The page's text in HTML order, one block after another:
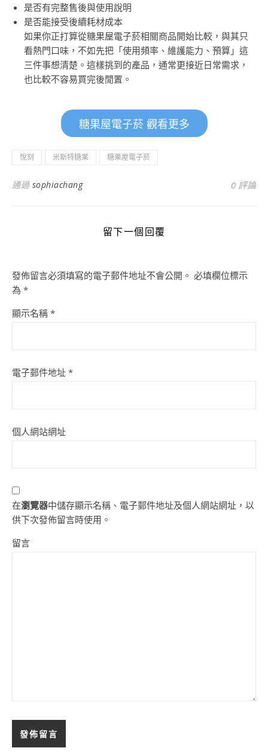
是否有完整售後與使用說明
是否能接受後續耗材成本
如果你正打算從糖果屋電子菸相關商品開始比較，與其只
看熱門口味，不如先把「使用頻率、維護能力、預算」這
三件事想清楚。這樣挑到的產品，通常更接近日常需求，
也比較不容易買完後閒置。
糖果屋電子菸 觀看更多
悅刻 米斯特糖果 糖果屋電子菸
通過 sophiachang 0 評論
留下一個回覆
發佈留言必須填寫的電子郵件地址不會公開。 必填欄位標示
為 *
顯示名稱 *
電子郵件地址 *
個人網站網址
在瀏覽器中儲存顯示名稱、電子郵件地址及個人網站網址，以
供下次發佈留言時使用。
留言